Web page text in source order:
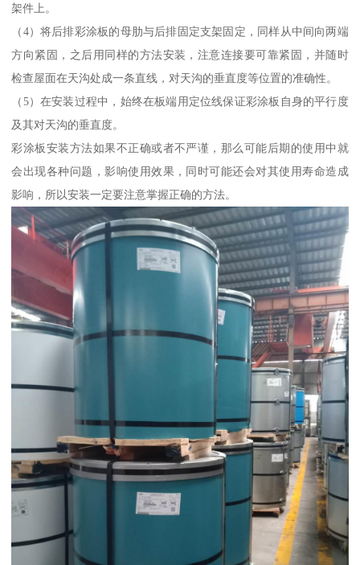
架件上。
（4）将后排彩涂板的母肋与后排固定支架固定，同样从中间向两端
方向紧固，之后用同样的方法安装，注意连接要可靠紧固，并随时
检查屋面在天沟处成一条直线，对天沟的垂直度等位置的准确性。
（5）在安装过程中，始终在板端用定位线保证彩涂板自身的平行度
及其对天沟的垂直度。
彩涂板安装方法如果不正确或者不严谨，那么可能后期的使用中就
会出现各种问题，影响使用效果，同时可能还会对其使用寿命造成
影响，所以安装一定要注意掌握正确的方法。